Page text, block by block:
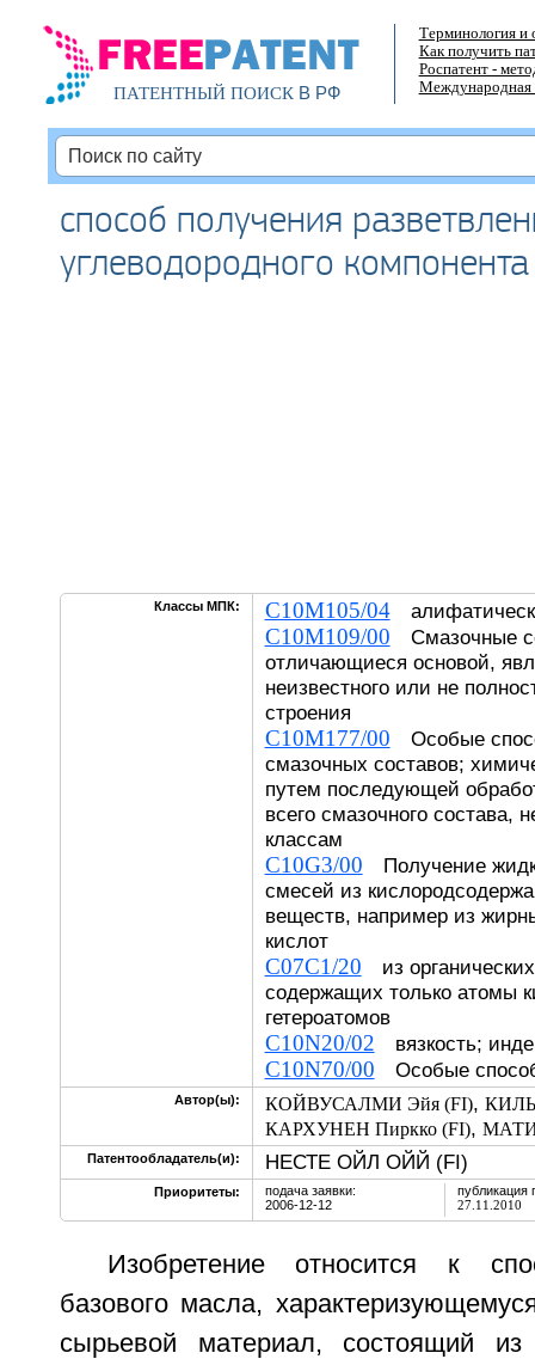
ПАТЕНТНЫЙ ПОИСКВ РФ
Терминология и
Как получить
Роспатент -
Международная
способ получения
углеводородного компонента
Классы МПК: C10M105/04
C10M109/00 Смазочные
отличающиеся основой,
неизвестного или не
строения
C10M177/00 Особые
смазочных составов;
путем последующей
всего смазочного состава,
классам
C10G3/00 Получение
смесей из
веществ, например из
кислот
C07C1/20 из
содержащих только атомы
гетероатомов
C10N20/02 вязкость;
C10N70/00 Особые
Автор(ы): КОЙВУСАЛМИ Эйя (FI),
КАРХУНЕН Пиркко (FI),
Патентообладатель(и): НЕСТЕ ОЙЛ ОЙЙ (FI)
Приоритеты:
подача заявки:
2006-12-12
публикация
27.11.2010
Изобретение относится к
базового масла,
сырьевой материал, состоящий